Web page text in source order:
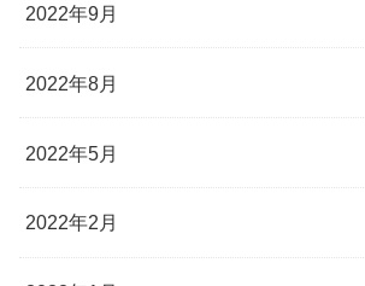
2022年9月
2022年8月
2022年5月
2022年2月